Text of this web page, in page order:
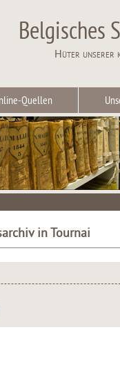
Belgisches
Hüter unserer
Quellen
in Tournai